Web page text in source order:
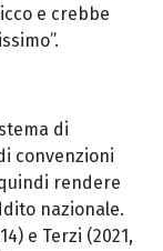
e crebbe
di
convenzioni
rendere
nazionale.
e Terzi (2021,